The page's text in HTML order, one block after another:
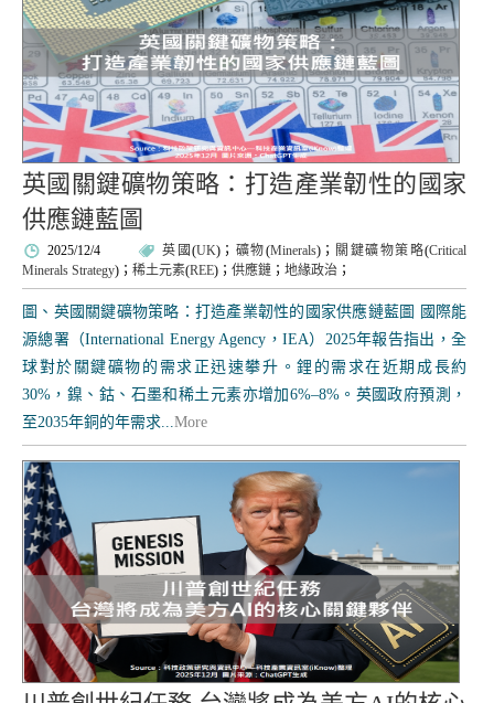
英國關鍵礦物策略：打造產業韌性的國家
供應鏈藍圖
2025/12/4 英國(UK)； 礦物(Minerals)； 關鍵礦物策略(Critical
Minerals Strategy)； 稀土元素(REE)； 供應鏈 ； 地緣政治 ；
圖、英國關鍵礦物策略：打造產業韌性的國家供應鏈藍圖 國際能
源總署（International Energy Agency，IEA）2025年報告指出，全
球對於關鍵礦物的需求正迅速攀升。鋰的需求在近期成長約
30%，鎳、鈷、石墨和稀土元素亦增加6%–8%。英國政府預測，
至2035年銅的年需求...More